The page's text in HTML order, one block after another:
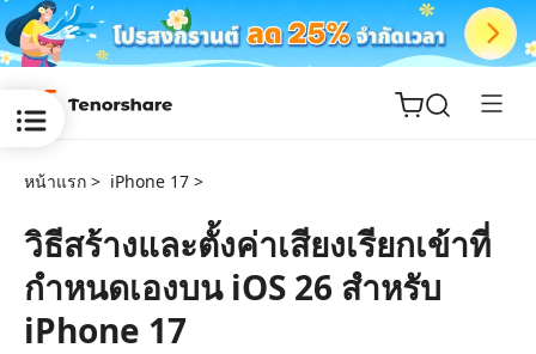
ReiBoot
for iOS
หน้าแรก > iPhone 17 >
วิธีสร้างและตั้งค่าเสียงเรียกเข้าที่
กำหนดเองบน iOS 26 สำหรับ
iPhone 17